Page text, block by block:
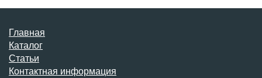
Главная
Каталог
Статьи
Контактная информация